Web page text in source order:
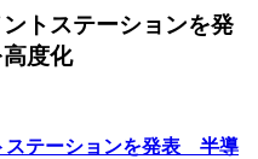
トステーションを発
度化
ステーションを発表 半導